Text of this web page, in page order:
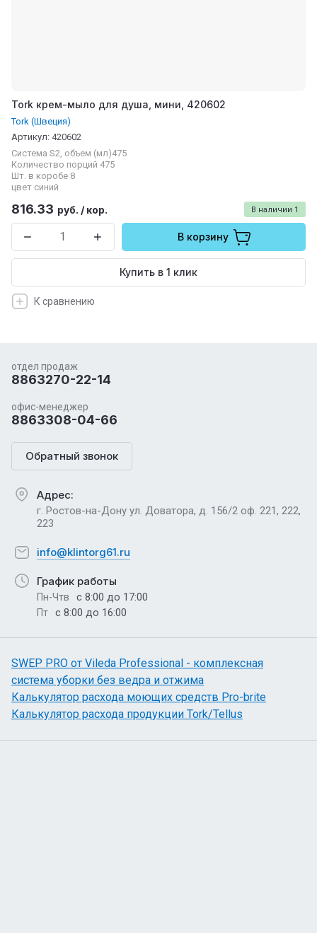
Tork крем-мыло для душа, мини, 420602
Tork (Швеция)
Артикул: 420602
Система S2, объем (мл)475
Количество порций 475
Шт. в коробе 8
цвет синий
В наличии 1
816.33 руб. / кор.
В корзину
Купить в 1 клик
К сравнению
отдел продаж
8863270-22-14
офис-менеджер
8863308-04-66
Обратный звонок
Адрес:
г. Ростов-на-Дону ул. Доватора, д. 156/2 оф. 221, 222,
223
info@klintorg61.ru
График работы
Пн-Чтв с 8:00 до 17:00
Пт с 8:00 до 16:00
SWEP PRO от Vileda Professional - комплексная
система уборки без ведра и отжима
Калькулятор расхода моющих средств Pro-brite
Калькулятор расхода продукции Tork/Tellus